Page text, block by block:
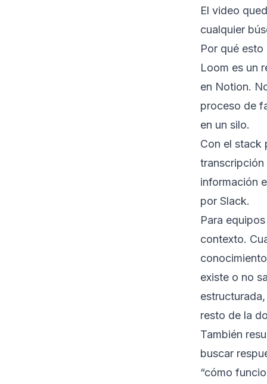
El video
cualquier
Por qué
Loom es un
en Notion.
proceso de
en un silo.
Con el stack
transcripción
información
por Slack.
Para
contexto.
existe o no
resto de la
También
buscar
“cómo